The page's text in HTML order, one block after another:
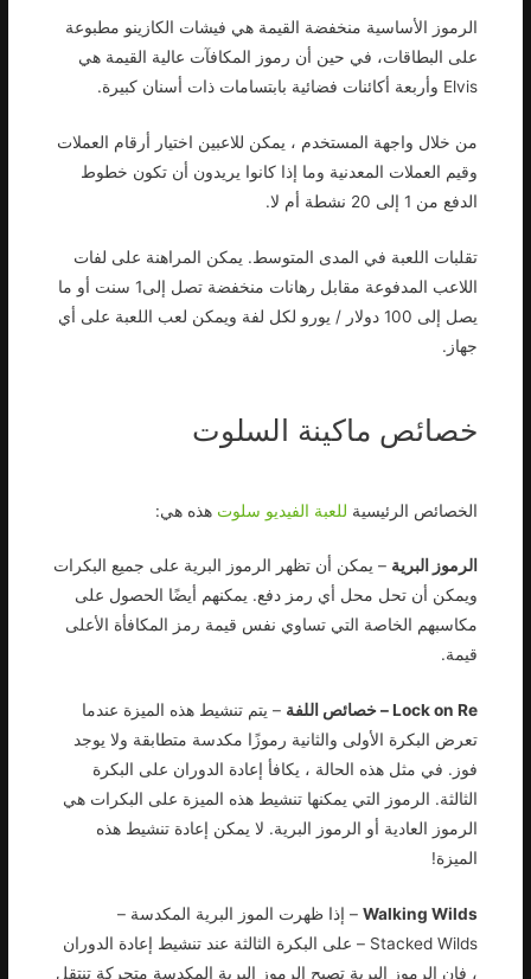
الرموز الأساسية منخفضة القيمة هي فيشات الكازينو مطبوعة
على البطاقات، في حين أن رموز المكافآت عالية القيمة هي
Elvis وأربعة أكائنات فضائية بابتسامات ذات أسنان كبيرة.
من خلال واجهة المستخدم ، يمكن للاعبين اختيار أرقام العملات
وقيم العملات المعدنية وما إذا كانوا يريدون أن تكون خطوط
الدفع من 1 إلى 20 نشطة أم لا.
تقلبات اللعبة في المدى المتوسط. يمكن المراهنة على لفات
اللاعب المدفوعة مقابل رهانات منخفضة تصل إلى1 سنت أو ما
يصل إلى 100 دولار / يورو لكل لفة ويمكن لعب اللعبة على أي
جهاز.
خصائص ماكينة السلوت
الخصائص الرئيسية للعبة الفيديو سلوت هذه هي:
الرموز البرية – يمكن أن تظهر الرموز البرية على جميع البكرات
ويمكن أن تحل محل أي رمز دفع. يمكنهم أيضًا الحصول على
مكاسبهم الخاصة التي تساوي نفس قيمة رمز المكافأة الأعلى
قيمة.
Lock on Re – خصائص اللفة
– يتم تنشيط هذه الميزة عندما
تعرض البكرة الأولى والثانية رموزًا مكدسة متطابقة ولا يوجد
فوز. في مثل هذه الحالة ، يكافأ إعادة الدوران على البكرة
الثالثة. الرموز التي يمكنها تنشيط هذه الميزة على البكرات هي
الرموز العادية أو الرموز البرية. لا يمكن إعادة تنشيط هذه
الميزة!
Walking Wilds– إذا ظهرت الموز البرية المكدسة –
Stacked Wilds – على البكرة الثالثة عند تنشيط إعادة الدوران
، فإن الرموز البرية تصبح الرموز البرية المكدسة متحركة تنتقل